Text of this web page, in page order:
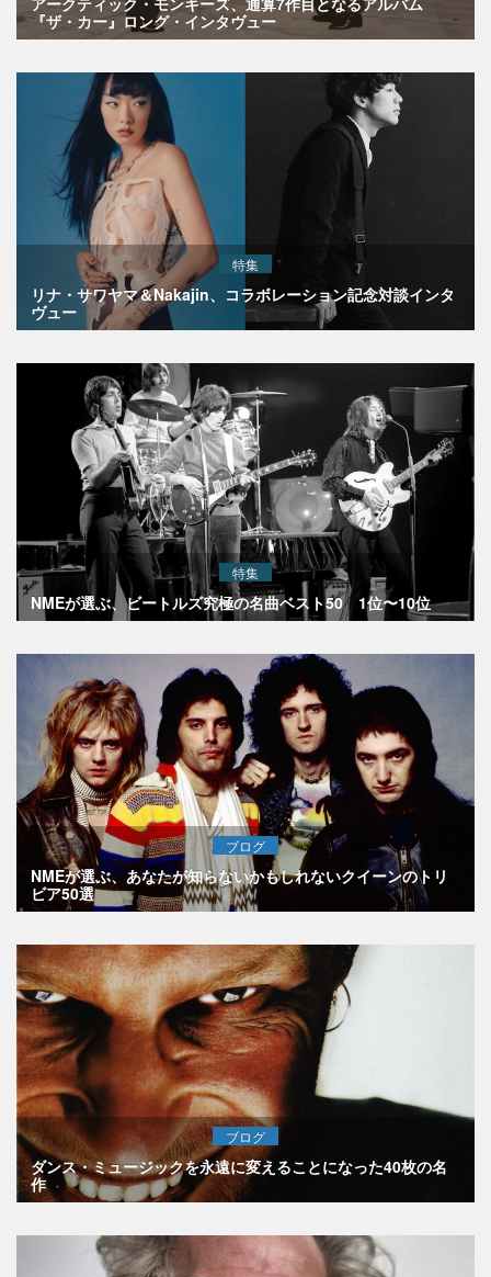
『ザ・カー』ロング・インタヴュー
特集
リナ・サワヤマ＆Nakajin、コラボレーション記念対談インタ
ヴュー
特集
NMEが選ぶ、ビートルズ究極の名曲ベスト50 1位〜10位
ブログ
NMEが選ぶ、あなたが知らないかもしれないクイーンのトリ
ビア50選
ブログ
ダンス・ミュージックを永遠に変えることになった40枚の名
作